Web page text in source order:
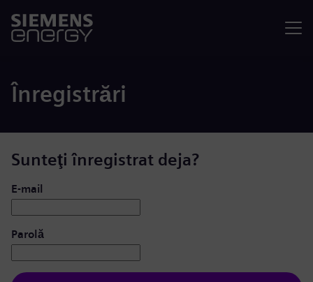
Înregistrări
Sunteţi înregistrat deja?
Conectare: utilizator și parolă
E-mail
Parolă